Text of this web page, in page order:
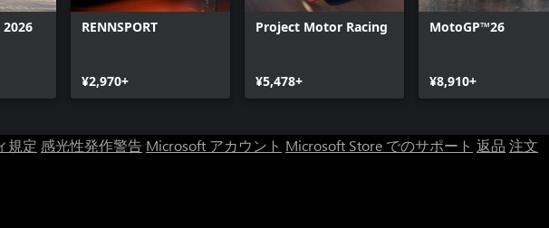
RENNSPORT
¥2,970+
Project Motor Racing
¥5,478+
MotoGP™26
¥8,910+
規定 感光性発作警告 Microsoft アカウント Microsoft Store でのサポート 返品 注文